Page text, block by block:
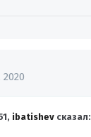
ibatishev сказал: